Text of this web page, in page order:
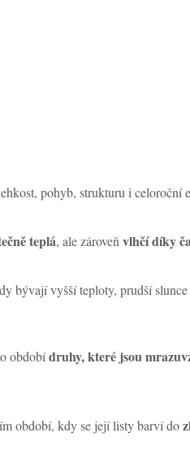
pohyb, strukturu i
teplá, ale zároveň vlhčí díky
bývají vyšší teploty, prudší
obdobídruhy, které jsou
období, kdy se její listy barví do